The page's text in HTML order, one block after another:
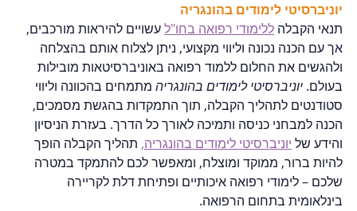
יוניברסיטי לימודים בהונגריה
תנאי הקבלה ללימודי רפואה בחו"ל עשויים להיראות מורכבים,
אך עם הכנה נכונה וליווי מקצועי, ניתן לצלוח אותם בהצלחה
ולהגשים את החלום ללמוד רפואה באוניברסיטאות מובילות
בעולם. יוניברסיטי לימודים בהונגריה מתמחים בהכוונה וליווי
סטודנטים לתהליך הקבלה, תוך התמקדות בהגשת מסמכים,
הכנה למבחני כניסה ותמיכה לאורך כל הדרך. בעזרת הניסיון
והידע של יוניברסיטי לימודים בהונגריה, תהליך הקבלה הופך
להיות ברור, ממוקד ומוצלח, ומאפשר לכם להתמקד במטרה
שלכם – לימודי רפואה איכותיים ופתיחת דלת לקריירה
בינלאומית בתחום הרפואה.